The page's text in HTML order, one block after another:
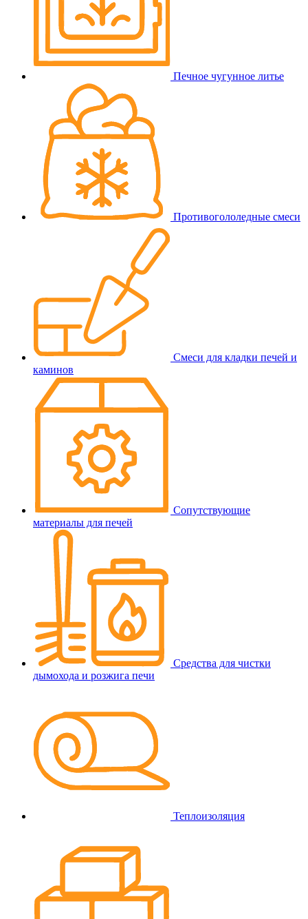
Печное чугунное литье
Противогололедные смеси
Смеси для кладки печей и
каминов
Сопутствующие
материалы для печей
Средства для чистки
дымохода и розжига печи
Теплоизоляция